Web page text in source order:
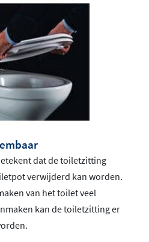
dat de toiletzitting
verwijderd kan worden.
van het toilet veel
kan de toiletzitting er